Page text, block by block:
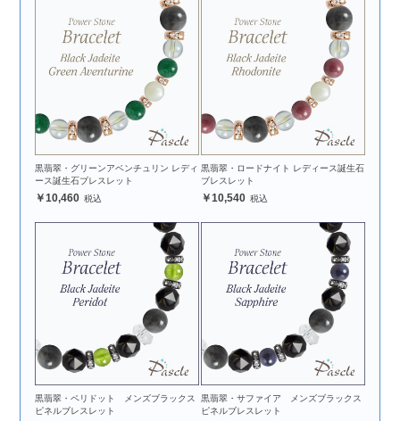
黒翡翠・グリーンアベンチュリン レディ
ース誕生石ブレスレット
10,460
黒翡翠・ロードナイト レディース誕生石
ブレスレット
10,540
黒翡翠・ペリドット メンズブラックス
ピネルブレスレット
黒翡翠・サファイア メンズブラックス
ピネルブレスレット